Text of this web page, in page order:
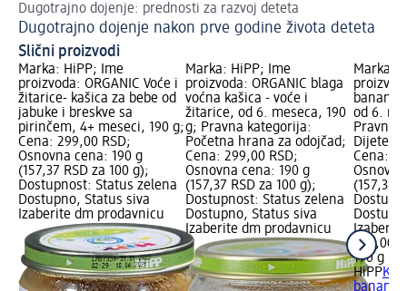
Dugotrajno dojenje: prednosti za razvoj deteta
Dugotrajno dojenje nakon prve godine života deteta
Slični proizvodi
Marka: HiPP; Ime
proizvoda: ORGANIC Voće i
žitarice- kašica za bebe od
jabuke i breskve sa
pirinčem, 4+ meseci, 190 g;
Cena: 299,00 RSD;
Osnovna cena: 190 g
(157,37 RSD za 100 g);
Dostupnost: Status zelena
Dostupno, Status siva
Izaberite dm prodavnicu
Marka: HiPP; Ime
proizvoda: ORGANIC blaga
voćna kašica - voće i
žitarice, od 6. meseca, 190
g; Pravna kategorija:
Početna hrana za odojčad;
Cena: 299,00 RSD;
Osnovna cena: 190 g
(157,37 RSD za 100 g);
Dostupnost: Status zelena
Dostupno, Status siva
Izaberite dm prodavnicu
Marka:
banana
od 6.
Pravna
Cena:
(157,37
299,00
190 g
HiPP
banana